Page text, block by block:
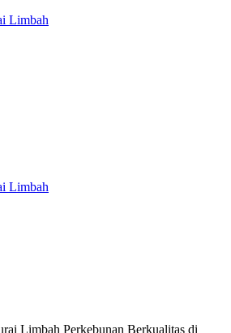
Limbah
Limbah
Limbah Perkebunan Berkualitas di